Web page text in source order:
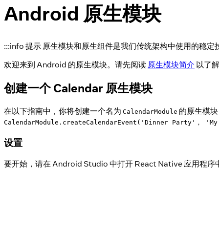
Android 原生模块
:::info 提示 原生模块和原生组件是我们传统架构中使用的稳
欢迎来到 Android 的原生模块。请先阅读 原生模块简介 以了
创建一个 Calendar 原生模块
在以下指南中，你将创建一个名为 CalendarModule 的原生模
CalendarModule.createCalendarEvent('Dinner Party'，
设置
要开始，请在 Android Studio 中打开 React Native 应用程